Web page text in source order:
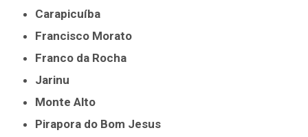
Carapicuíba
Francisco Morato
Franco da Rocha
Jarinu
Monte Alto
Pirapora do Bom Jesus